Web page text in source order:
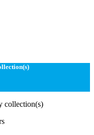
collection(s)